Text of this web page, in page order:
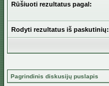
Rūšiuoti rezultatus pagal:
Rodyti rezultatus iš paskutinių:
Pagrindinis diskusijų puslapis